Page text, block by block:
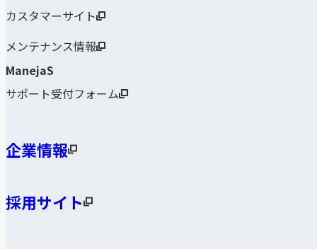
カスタマーサイト
メンテナンス情報
ManejaS
サポート受付フォーム
企業情報
採用サイト